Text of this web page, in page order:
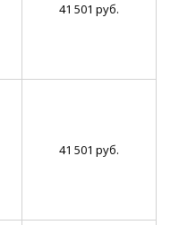
41 501 руб.
41 501 руб.